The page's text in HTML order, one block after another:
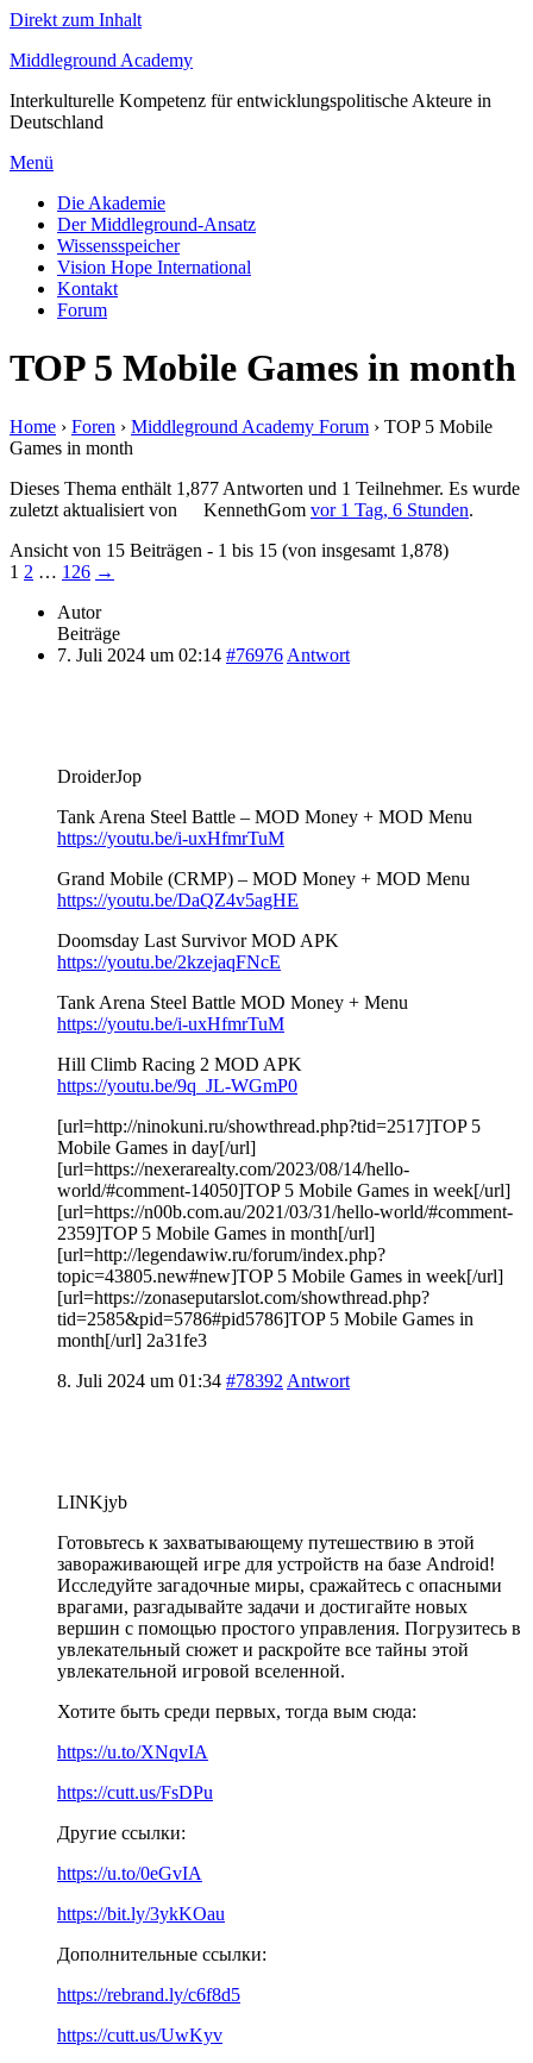
Direkt zum Inhalt
Middleground Academy
Interkulturelle Kompetenz für entwicklungspolitische Akteure in
Deutschland
Menü
Die Akademie
Der Middleground-Ansatz
Wissensspeicher
Vision Hope International
Kontakt
Forum
TOP 5 Mobile Games in month
Home › Foren › Middleground Academy Forum › TOP 5 Mobile
Games in month
Dieses Thema enthält 1,877 Antworten und 1 Teilnehmer. Es wurde
zuletzt aktualisiert von
KennethGom vor 1 Tag, 6 Stunden.
Ansicht von 15 Beiträgen - 1 bis 15 (von insgesamt 1,878)
1 2 … 126 →
Autor
Beiträge
7. Juli 2024 um 02:14 #76976 Antwort
DroiderJop
Tank Arena Steel Battle – MOD Money + MOD Menu
https://youtu.be/i-uxHfmrTuM
Grand Mobile (CRMP) – MOD Money + MOD Menu
https://youtu.be/DaQZ4v5agHE
Doomsday Last Survivor MOD APK
https://youtu.be/2kzejaqFNcE
Tank Arena Steel Battle MOD Money + Menu
https://youtu.be/i-uxHfmrTuM
Hill Climb Racing 2 MOD APK
https://youtu.be/9q_JL-WGmP0
[url=http://ninokuni.ru/showthread.php?tid=2517]TOP 5
Mobile Games in day[/url]
[url=https://nexerarealty.com/2023/08/14/hello-
world/#comment-14050]TOP 5 Mobile Games in week[/url]
[url=https://n00b.com.au/2021/03/31/hello-world/#comment-
2359]TOP 5 Mobile Games in month[/url]
[url=http://legendawiw.ru/forum/index.php?
topic=43805.new#new]TOP 5 Mobile Games in week[/url]
[url=https://zonaseputarslot.com/showthread.php?
tid=2585&pid=5786#pid5786]TOP 5 Mobile Games in
month[/url] 2a31fe3
8. Juli 2024 um 01:34 #78392 Antwort
LINKjyb
Готовьтесь к захватывающему путешествию в этой
завораживающей игре для устройств на базе Android!
Исследуйте загадочные миры, сражайтесь с опасными
врагами, разгадывайте задачи и достигайте новых
вершин с помощью простого управления. Погрузитесь в
увлекательный сюжет и раскройте все тайны этой
увлекательной игровой вселенной.
Хотите быть среди первых, тогда вым сюда:
https://u.to/XNqvIA
https://cutt.us/FsDPu
Другие ссылки:
https://u.to/0eGvIA
https://bit.ly/3ykKOau
Дополнительные ссылки:
https://rebrand.ly/c6f8d5
https://cutt.us/UwKyv